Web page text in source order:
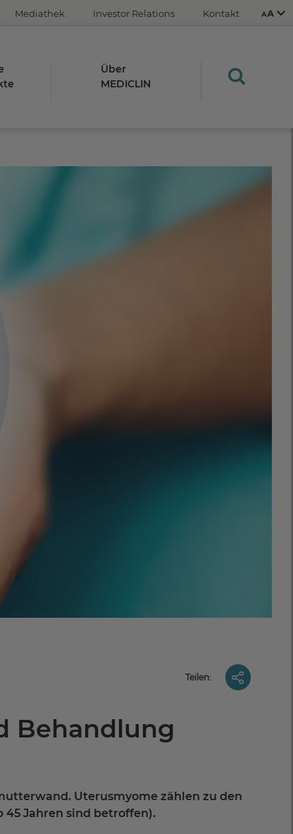
Mediathek Investor Relations Kontakt
Über
MEDICLIN
Teilen:
Behandlung
Uterusmyome zählen zu den
45 Jahren sind betroffen).